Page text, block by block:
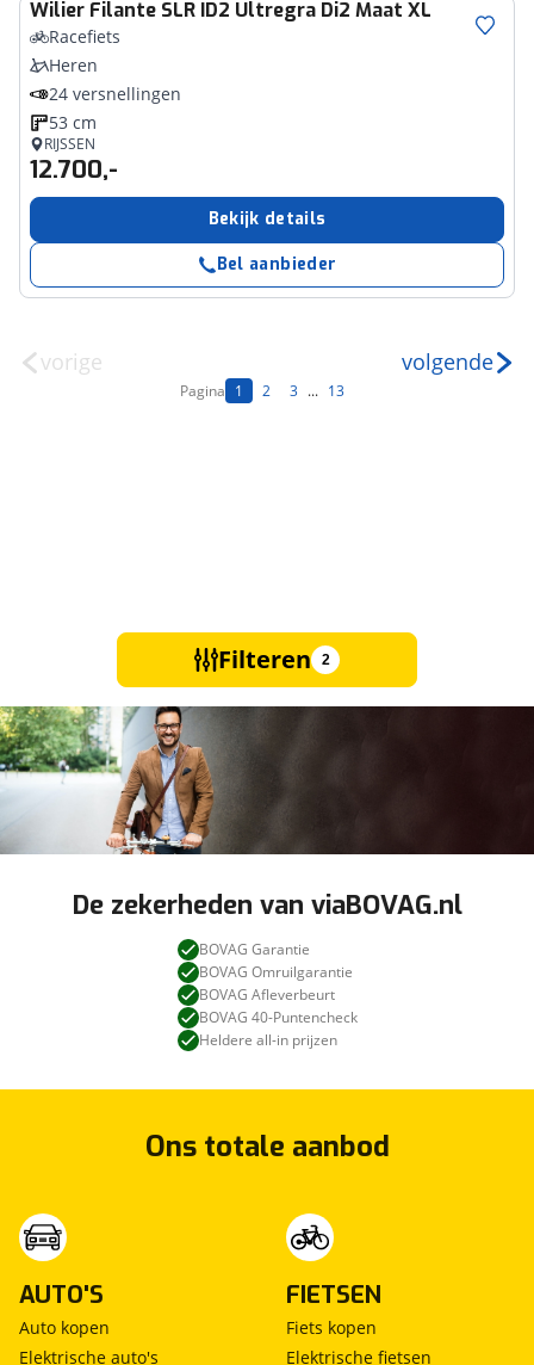
Wilier Filante SLR ID2 Ultregra Di2 Maat XL
Racefiets
Heren
24 versnellingen
53 cm
RIJSSEN
12.700,-
Bekijk details
Bel aanbieder
vorige
Pagina 1 2 3 ... 13
volgende
Filteren 2
De zekerheden van viaBOVAG.nl
BOVAG Garantie
BOVAG Omruilgarantie
BOVAG Afleverbeurt
BOVAG 40-Puntencheck
Heldere all-in prijzen
Ons totale aanbod
AUTO'S
Auto kopen
Elektrische auto's
FIETSEN
Fiets kopen
Elektrische fietsen